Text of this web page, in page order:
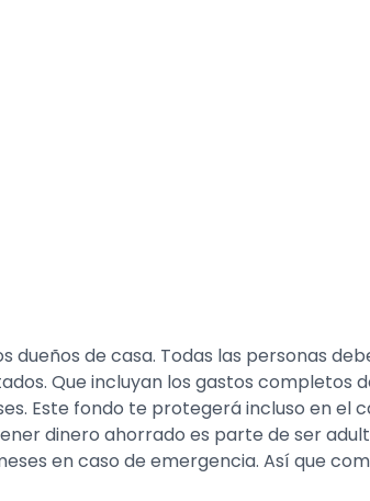
dueños de casa. Todas las personas
Que incluyan los gastos completos
Este fondo te protegerá incluso en el
dinero ahorrado es parte de ser
en caso de emergencia. Así que